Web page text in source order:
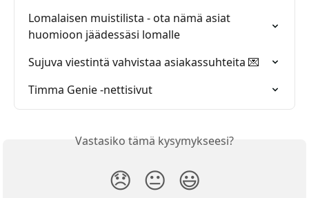
Lomalaisen muistilista - ota nämä asiat
huomioon jäädessäsi lomalle
Sujuva viestintä vahvistaa asiakassuhteita 💌
Timma Genie -nettisivut
Vastasiko tämä kysymykseesi?
😞 😐 😃